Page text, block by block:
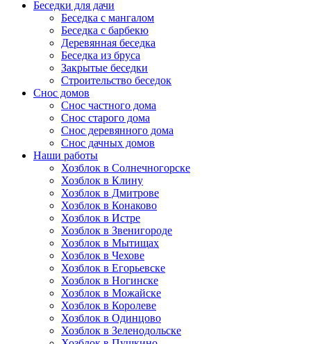
Беседки для дачи
Беседка с мангалом
Беседка с барбекю
Деревянная беседка
Беседка из бруса
Закрытые беседки
Строительство беседок
Снос домов
Снос частного дома
Снос старого дома
Снос деревянного дома
Снос дачных домов
Наши работы
Хозблок в Солнечногорске
Хозблок в Клину
Хозблок в Дмитрове
Хозблок в Конаково
Хозблок в Истре
Хозблок в Звенигороде
Хозблок в Мытищах
Хозблок в Чехове
Хозблок в Егорьевске
Хозблок в Ногинске
Хозблок в Можайске
Хозблок в Королеве
Хозблок в Одинцово
Хозблок в Зеленодольске